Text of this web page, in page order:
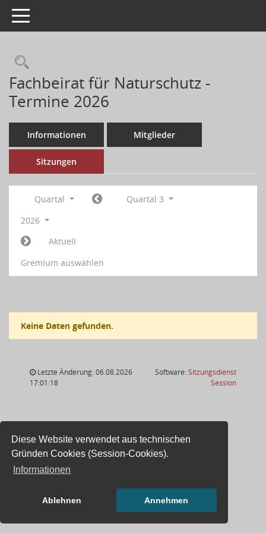
Diese Website verwendet aus technischen
Gründen Cookies (Session-Cookies).
Informationen
Ablehnen Annehmen
Toggle navigation
Fachbeirat für Naturschutz -
Termine 2026
Informationen Mitglieder
Sitzungen
Quartal
Quartal 3
2026
Aktuell
Gremium auswählen
Keine Daten gefunden.
Letzte Änderung: 06.08.2026
17:01:18
Software:Sitzungsdienst
Session(Wird in